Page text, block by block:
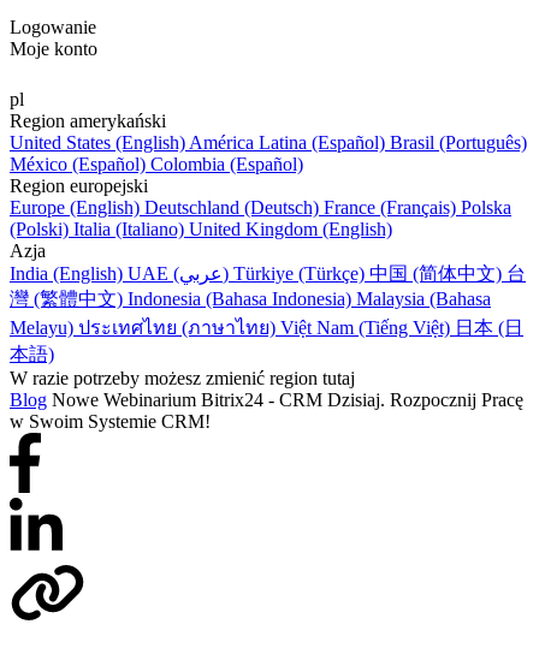
Logowanie
Moje konto
pl
Region amerykański
United States (English) América Latina (Español) Brasil (Português)
México (Español) Colombia (Español)
Region europejski
Europe (English) Deutschland (Deutsch) France (Français) Polska
(Polski) Italia (Italiano) United Kingdom (English)
Azja
India (English)
UAE (عربي) Türkiye (Türkçe) 中国 (简体中文) 台
灣 (繁體中文) Indonesia (Bahasa Indonesia) Malaysia (Bahasa
Melayu) ประเทศไทย (ภาษาไทย) Việt Nam (Tiếng Việt) 日本 (日
本語)
W razie potrzeby możesz zmienić region tutaj
Blog Nowe Webinarium Bitrix24 - CRM Dzisiaj. Rozpocznij Pracę
w Swoim Systemie CRM!